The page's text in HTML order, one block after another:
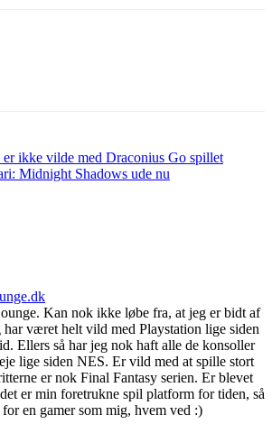
ikke vilde med Draconius Go spillet
Midnight Shadows ude nu
Kan nok ikke løbe fra, at jeg er bidt af
har været helt vild med Playstation lige siden
Ellers så har jeg nok haft alle de konsoller
lige siden NES. Er vild med at spille stort
er nok Final Fantasy serien. Er blevet
er min foretrukne spil platform for tiden, så
en gamer som mig, hvem ved :)